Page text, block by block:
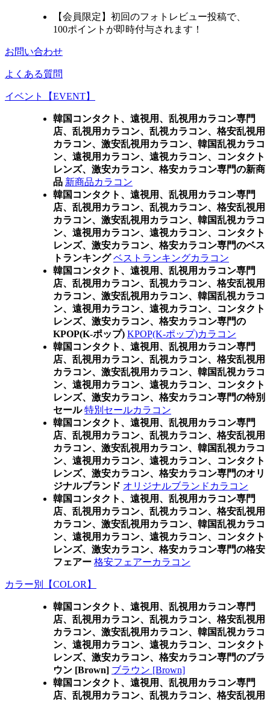
【会員限定】初回のフォトレビュー投稿で、
100ポイント が即時付与されます！
お問い合わせ
よくある質問
イベント【EVENT】
韓国コンタクト、遠視用、乱視用カラコン専門
店、乱視用カラコン、乱視カラコン、格安乱視用
カラコン、激安乱視用カラコン、韓国乱視カラコ
ン、遠視用カラコン、遠視カラコン、コンタクト
レンズ、激安カラコン、格安カラコン専門の新商
品 新商品カラコン
韓国コンタクト、遠視用、乱視用カラコン専門
店、乱視用カラコン、乱視カラコン、格安乱視用
カラコン、激安乱視用カラコン、韓国乱視カラコ
ン、遠視用カラコン、遠視カラコン、コンタクト
レンズ、激安カラコン、格安カラコン専門のベス
トランキング ベストランキングカラコン
韓国コンタクト、遠視用、乱視用カラコン専門
店、乱視用カラコン、乱視カラコン、格安乱視用
カラコン、激安乱視用カラコン、韓国乱視カラコ
ン、遠視用カラコン、遠視カラコン、コンタクト
レンズ、激安カラコン、格安カラコン専門の
KPOP(K-ポップ) KPOP(K-ポップ)カラコン
韓国コンタクト、遠視用、乱視用カラコン専門
店、乱視用カラコン、乱視カラコン、格安乱視用
カラコン、激安乱視用カラコン、韓国乱視カラコ
ン、遠視用カラコン、遠視カラコン、コンタクト
レンズ、激安カラコン、格安カラコン専門の特別
セール 特別セールカラコン
韓国コンタクト、遠視用、乱視用カラコン専門
店、乱視用カラコン、乱視カラコン、格安乱視用
カラコン、激安乱視用カラコン、韓国乱視カラコ
ン、遠視用カラコン、遠視カラコン、コンタクト
レンズ、激安カラコン、格安カラコン専門のオリ
ジナルブランド オリジナルブランドカラコン
韓国コンタクト、遠視用、乱視用カラコン専門
店、乱視用カラコン、乱視カラコン、格安乱視用
カラコン、激安乱視用カラコン、韓国乱視カラコ
ン、遠視用カラコン、遠視カラコン、コンタクト
レンズ、激安カラコン、格安カラコン専門の格安
フェアー 格安フェアーカラコン
カラー別【COLOR】
韓国コンタクト、遠視用、乱視用カラコン専門
店、乱視用カラコン、乱視カラコン、格安乱視用
カラコン、激安乱視用カラコン、韓国乱視カラコ
ン、遠視用カラコン、遠視カラコン、コンタクト
レンズ、激安カラコン、格安カラコン専門のブラ
ウン [Brown] ブラウン [Brown]
韓国コンタクト、遠視用、乱視用カラコン専門
店、乱視用カラコン、乱視カラコン、格安乱視用